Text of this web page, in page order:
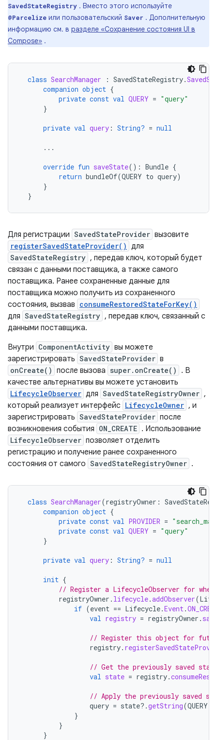
SavedStateRegistry . Вместо этого используйте
@Parcelize или пользовательский Saver . Дополнительную
информацию см. в разделе «Сохранение состояния UI в
Compose» .
class SearchManager : SavedStateRegistry.
companion object {
private const val QUERY = "query"
}
private val query : String? = null
...
override fun saveState(): Bundle {
return bundleOf(QUERY to query)
}
}
Для регистрации SavedStateProvider вызовите
registerSavedStateProvider() для
SavedStateRegistry , передав ключ, который будет
связан с данными поставщика, а также самого
поставщика. Ранее сохраненные данные для
поставщика можно получить из сохраненного
состояния, вызвав consumeRestoredStateForKey()
для SavedStateRegistry , передав ключ, связанный с
данными поставщика.
Внутри ComponentActivity вы можете
зарегистрировать SavedStateProvider в
onCreate() после вызова super.onCreate()
. В
качестве альтернативы вы можете установить
LifecycleObserver для SavedStateRegistryOwner ,
который реализует интерфейс LifecycleOwner , и
зарегистрировать SavedStateProvider после
возникновения события ON_CREATE . Использование
LifecycleObserver позволяет отделить
регистрацию и получение ранее сохраненного
состояния от самого SavedStateRegistryOwner .
class SearchManager(registryOwner :
companion object {
private const val PROVIDER =
private const val QUERY = "query"
}
private val query : String? = null
init {
// Register a LifecycleObserver for when
registryOwner . lifecycle.addObserver(
if (event == Lifecycle.Event.
val registry = registryOwner .
// Register this object for
registry.
// Get the previously saved
val state = registry.
// Apply the previously saved
query = state?.getString(QUERY
}
}
}